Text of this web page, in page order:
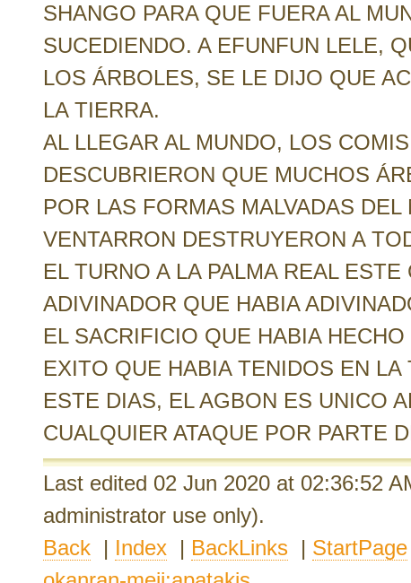
SHANGO PARA QUE FUERA AL
SUCEDIENDO. A EFUNFUN LELE,
LOS ÁRBOLES, SE LE DIJO QUE
LA TIERRA.
AL LLEGAR AL MUNDO, LOS
DESCUBRIERON QUE MUCHOS
POR LAS FORMAS MALVADAS
VENTARRON DESTRUYERON A
EL TURNO A LA PALMA REAL
ADIVINADOR QUE HABIA
EL SACRIFICIO QUE HABIA
EXITO QUE HABIA TENIDOS EN
ESTE DIAS, EL AGBON ES UNICO
CUALQUIER ATAQUE POR PARTE
Last edited 02 Jun 2020 at 02:36:52
administrator use only).
Back | Index | BackLinks | StartPage